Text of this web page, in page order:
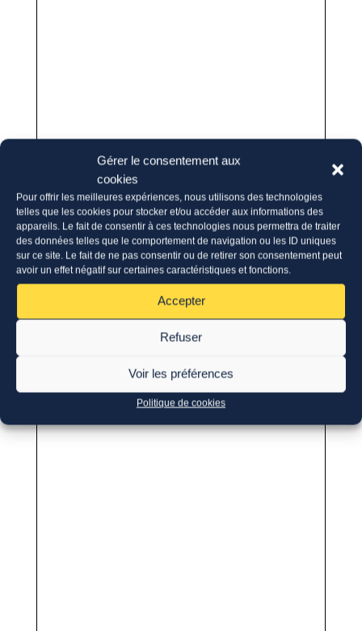
Gérer le consentement aux
cookies
Pour offrir les meilleures expériences, nous utilisons des technologies
telles que les cookies pour stocker et/ou accéder aux informations des
appareils. Le fait de consentir à ces technologies nous permettra de traiter
des données telles que le comportement de navigation ou les ID uniques
sur ce site. Le fait de ne pas consentir ou de retirer son consentement peut
avoir un effet négatif sur certaines caractéristiques et fonctions.
Accepter
Refuser
Voir les préférences
Politique de cookies